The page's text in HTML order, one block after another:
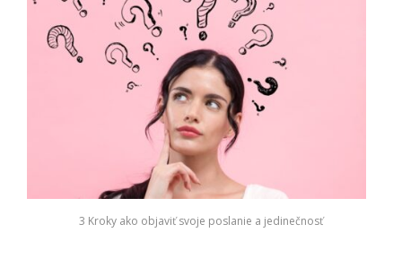
3 Kroky ako objaviť svoje poslanie a jedinečnosť